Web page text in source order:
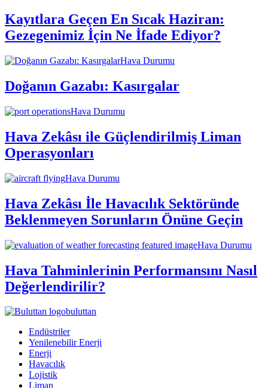
Kayıtlara Geçen En Sıcak Haziran:
Gezegenimiz İçin Ne İfade Ediyor?
Hava Durumu
Doğanın Gazabı: Kasırgalar
Hava Durumu
Hava Zekâsı ile Güçlendirilmiş Liman
Operasyonları
Hava Durumu
Hava Zekâsı İle Havacılık Sektöründe
Beklenmeyen Sorunların Önüne Geçin
Hava Durumu
Hava Tahminlerinin Performansını Nasıl
Değerlendirilir?
buluttan
Endüstriler
Yenilenebilir Enerji
Enerji
Havacılık
Lojistik
Liman